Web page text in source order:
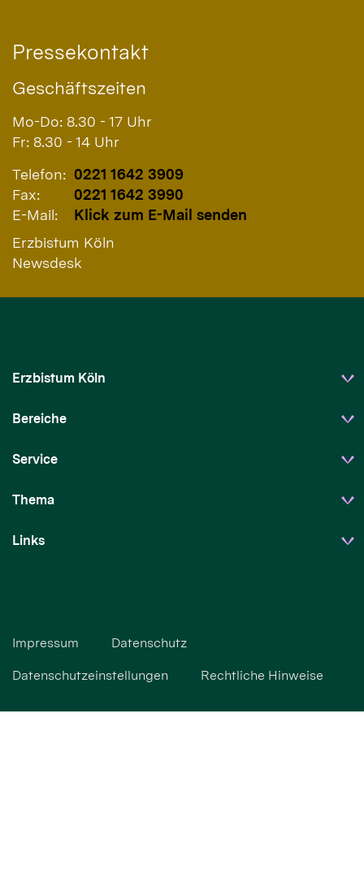
Pressekontakt
Geschäftszeiten
Mo-Do: 8.30 - 17 Uhr
Fr: 8.30 - 14 Uhr
Telefon: 0221 1642 3909
Fax:
0221 1642 3990
E-Mail:
Klick zum E-Mail senden
Erzbistum Köln
Newsdesk
Erzbistum Köln
Bereiche
Service
Thema
Links
Impressum Datenschutz
Datenschutzeinstellungen Rechtliche Hinweise